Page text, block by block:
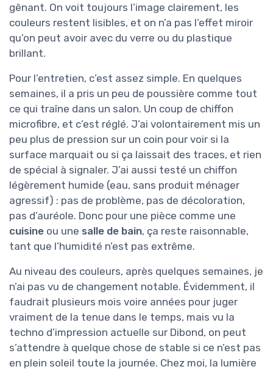
gênant. On voit toujours l’image clairement, les
couleurs restent lisibles, et on n’a pas l’effet miroir
qu’on peut avoir avec du verre ou du plastique
brillant.
Pour l’entretien, c’est assez simple. En quelques
semaines, il a pris un peu de poussière comme tout
ce qui traîne dans un salon. Un coup de chiffon
microfibre, et c’est réglé. J’ai volontairement mis un
peu plus de pression sur un coin pour voir si la
surface marquait ou si ça laissait des traces, et rien
de spécial à signaler. J’ai aussi testé un chiffon
légèrement humide (eau, sans produit ménager
agressif) : pas de problème, pas de décoloration,
pas d’auréole. Donc pour une pièce comme une
cuisine ou une salle de bain, ça reste raisonnable,
tant que l’humidité n’est pas extrême.
Au niveau des couleurs, après quelques semaines, je
n’ai pas vu de changement notable. Évidemment, il
faudrait plusieurs mois voire années pour juger
vraiment de la tenue dans le temps, mais vu la
techno d’impression actuelle sur Dibond, on peut
s’attendre à quelque chose de stable si ce n’est pas
en plein soleil toute la journée. Chez moi, la lumière